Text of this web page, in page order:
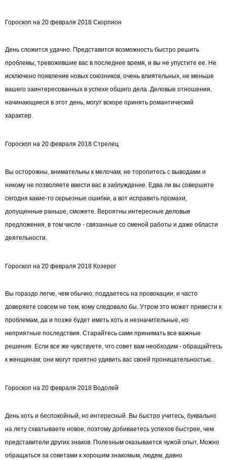
Гороскоп на 20 февраля 2018 Скорпион
День сложится удачно. Представится возможность быстро решить
проблемы, тревожившие вас в последнее время, и вы не упустите ее. Не
исключено появление новых союзников, очень влиятельных, не меньше
вашего заинтересованных в успехе общего дела. Деловые отношения,
начинающиеся в этот день, могут вскоре принять романтический
характер.
Гороскоп на 20 февраля 2018 Стрелец
Вы осторожны, внимательны к мелочам, не торопитесь с выводами и
никому не позволяете ввести вас в заблуждение. Едва ли вы совершите
сегодня какие-то серьезные ошибки, а вот исправить промахи,
допущенные раньше, сможете. Вероятны интересные деловые
предложения, в том числе - связанные со сменой работы и даже области
деятельности.
Гороскоп на 20 февраля 2018 Козерог
Вы гораздо легче, чем обычно, поддаетесь на провокации, и часто
доверяете совсем не тем, кому следовало бы. Утром это может привести к
проблемам, да и позже будет иметь хоть и незначительные, но
неприятные последствия. Старайтесь сами принимать все важные
решения. Если все же чувствуете, что совет вам необходим - обращайтесь
к женщинам; они могут приятно удивить вас своей проницательностью.
Гороскоп на 20 февраля 2018 Водолей
День хоть и беспокойный, но интересный. Вы быстро учитесь, буквально
на лету схватываете новое, поэтому добиваетесь успехов быстрее, чем
представители других знаков. Полезным оказывается чужой опыт. Можно
обращаться за советами к хорошим знакомым, людям, давно